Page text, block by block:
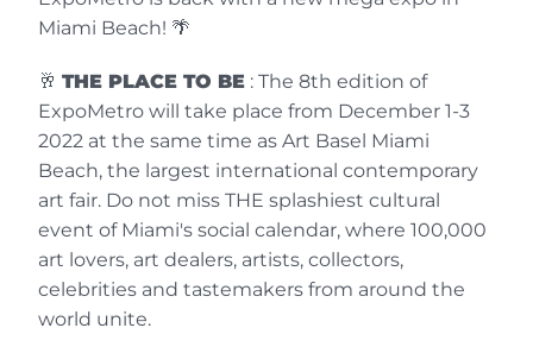
stattfand. Die Parade des "Art Train"
(bestehend aus 5 Waggons), der 678
Werke von 336 Künstlern aus 22 Ländern
auf 5 mobilen Plakaten vereinte, reiste
drei Tage lang durch alle Viertel von
Miami Beach. Der Cercle des Artistes
Européens präsentierte rund 20 Künstler,
die sich auf der linken Seite des Plakats
Nr. 5 versammelt hatten. Nochmals
herzlichen Glückwunsch zu diesem
innovativen Konzept, das nur darauf
Miami Beach! 🌴
🥂 THE PLACE TO BE : The 8th edition of
ExpoMetro will take place from December 1-3
2022 at the same time as Art Basel Miami
Beach, the largest international contemporary
art fair. Do not miss THE splashiest cultural
event of Miami's social calendar, where 100,000
art lovers, art dealers, artists, collectors,
celebrities and tastemakers from around the
world unite.